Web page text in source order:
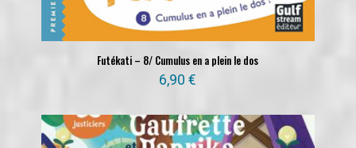
Futékati – 8/ Cumulus en a plein le dos
6,90€